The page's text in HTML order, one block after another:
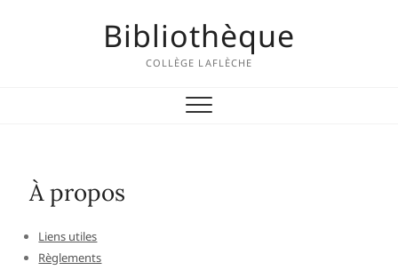
Bibliothèque
COLLÈGE LAFLÈCHE
À propos
Liens utiles
Règlements